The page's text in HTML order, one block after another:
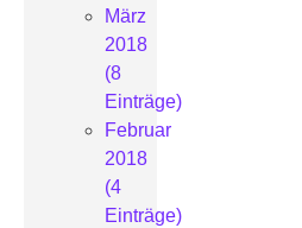
März
2018
(8
Einträge)
Februar
2018
(4
Einträge)